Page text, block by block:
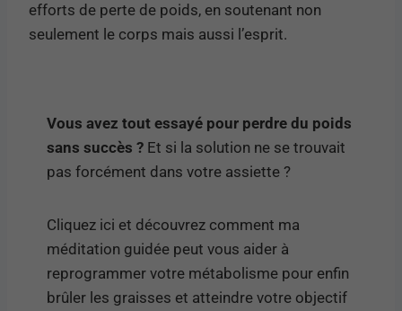
efforts de perte de poids, en soutenant non
seulement le corps mais aussi l’esprit.
Vous avez tout essayé pour perdre du poids
sans succès ? Et si la solution ne se trouvait
pas forcément dans votre assiette ?
Cliquez ici et découvrez comment ma
méditation guidée peut vous aider à
reprogrammer votre métabolisme pour enfin
brûler les graisses et atteindre votre objectif